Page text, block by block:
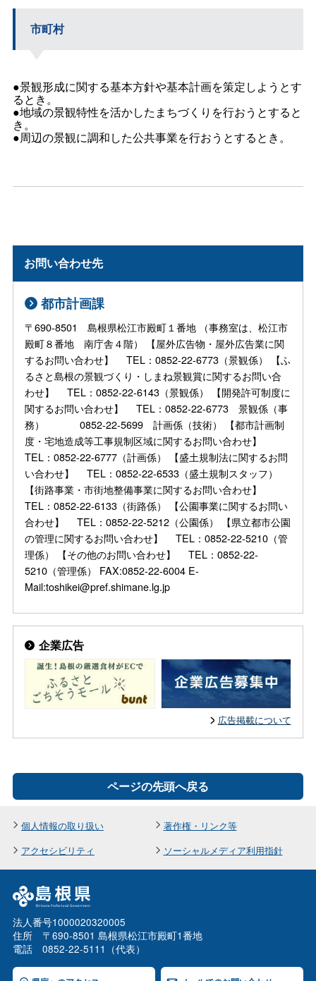
市町村
●景観形成に関する基本方針や基本計画を策定しようとす
るとき。
●地域の景観特性を活かしたまちづくりを行おうとすると
き。
●周辺の景観に調和した公共事業を行おうとするとき。
お問い合わせ先
都市計画課
〒690-8501 島根県松江市殿町１番地 （事務室は、松江市
殿町８番地 南庁舎４階） 【屋外広告物・屋外広告業に関
するお問い合わせ】 TEL：0852-22-6773（景観係） 【ふ
るさと島根の景観づくり・しまね景観賞に関するお問い合
わせ】 TEL：0852-22-6143（景観係） 【開発許可制度に
関するお問い合わせ】 TEL：0852-22-6773 景観係（事
務） 0852-22-5699 計画係（技術） 【都市計画制
度・宅地造成等工事規制区域に関するお問い合わせ】
TEL：0852-22-6777（計画係） 【盛土規制法に関するお問
い合わせ】 TEL：0852-22-6533（盛土規制スタッフ）
【街路事業・市街地整備事業に関するお問い合わせ】
TEL：0852-22-6133（街路係） 【公園事業に関するお問い
合わせ】 TEL：0852-22-5212（公園係） 【県立都市公園
の管理に関するお問い合わせ】 TEL：0852-22-5210（管
理係） 【その他のお問い合わせ】 TEL：0852-22-
5210（管理係） FAX:0852-22-6004 E-
Mail:toshikei@pref.shimane.lg.jp
企業広告
広告掲載について
ページの先頭へ戻る
個人情報の取り扱い
著作権・リンク等
アクセシビリティ
ソーシャルメディア利用指針
法人番号1000020320005
住所 〒690-8501 島根県松江市殿町1番地
電話 0852-22-5111（代表）